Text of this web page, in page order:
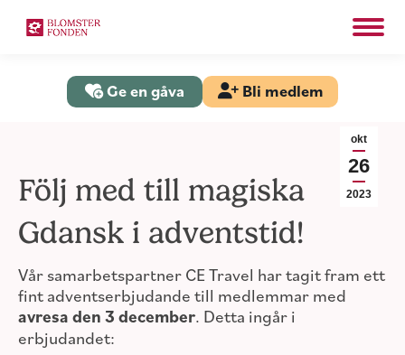
Ge en gåva Bli medlem
okt
26
2023
Följ med till magiska
Gdansk i adventstid!
Vår samarbetspartner CE Travel har tagit fram ett
fint adventserbjudande till medlemmar med
avresa den 3 december. Detta ingår i
erbjudandet: